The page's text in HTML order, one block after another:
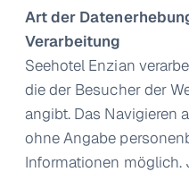
Art der
Verarbeitung
Seehotel Enzian
die der Besucher der
angibt. Das Navigieren
ohne Angabe
Informationen möglich.